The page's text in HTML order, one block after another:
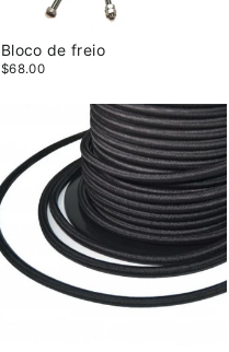
Bloco de freio
$68.00